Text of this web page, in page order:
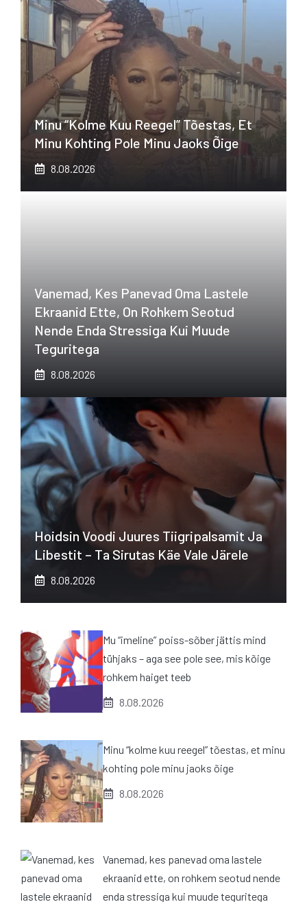
Minu “kolme Kuu Reegel” Tõestas, Et
Minu Kohting Pole Minu Jaoks Õige
8.08.2026
Vanemad, Kes Panevad Oma Lastele
Ekraanid Ette, On Rohkem Seotud
Nende Enda Stressiga Kui Muude
Teguritega
8.08.2026
Hoidsin Voodi Juures Tiigripalsamit Ja
Libestit – Ta Sirutas Käe Vale Järele
8.08.2026
Mu “imeline” poiss-sõber jättis mind
tühjaks – aga see pole see, mis kõige
rohkem haiget teeb
8.08.2026
Minu “kolme kuu reegel” tõestas, et minu
kohting pole minu jaoks õige
8.08.2026
Vanemad, kes panevad oma lastele
ekraanid ette, on rohkem seotud nende
enda stressiga kui muude teguritega